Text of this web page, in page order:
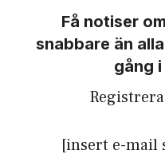
Få notiser
snabbare än
gång
[insert e-mail